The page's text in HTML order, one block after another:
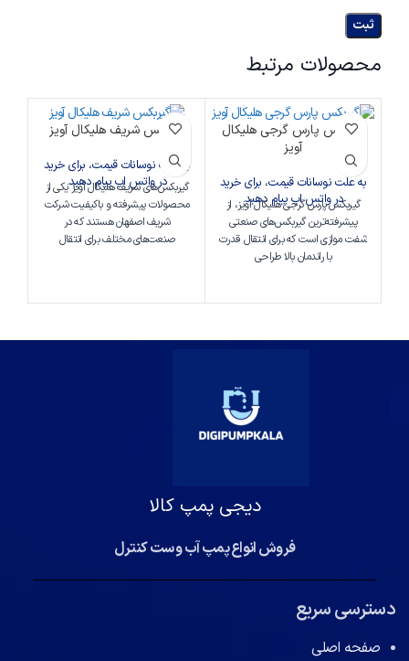
محصولات مرتبط
گیربکس پارس گرجی هلیکال
آویز
به علت نوسانات قیمت، برای خرید
در واتس اپ پیام دهید.
گیربکس پارس گرجی هلیکال آویز، از
پیشرفته‌ترین گیربکس‌های صنعتی
شفت موازی است که برای انتقال قدرت
با راندمان بالا طراحی
گیربکس شریف هلیکال آویز
به علت نوسانات قیمت، برای خرید
در واتس اپ پیام دهید.
گیربکس‌های شریف هلیکال آویز یکی از
محصولات پیشرفته و باکیفیت شرکت
شریف اصفهان هستند که در
صنعت‌های مختلف برای انتقال
دیجی پمپ کالا
فروش انواع پمپ آب و ست کنترل
دسترسی سریع
صفحه اصلی